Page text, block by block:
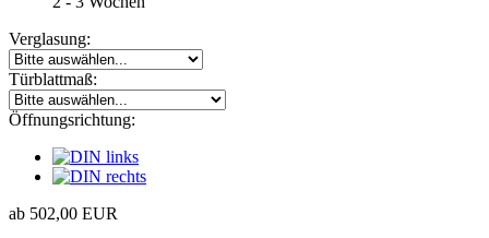
Verglasung:
Türblattmaß:
Öffnungsrichtung:
ab 502,00 EUR